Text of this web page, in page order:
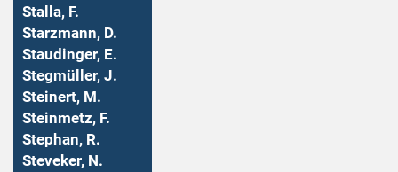
Stalla, F.
Starzmann, D.
Staudinger, E.
Stegmüller, J.
Steinert, M.
Steinmetz, F.
Stephan, R.
Steveker, N.